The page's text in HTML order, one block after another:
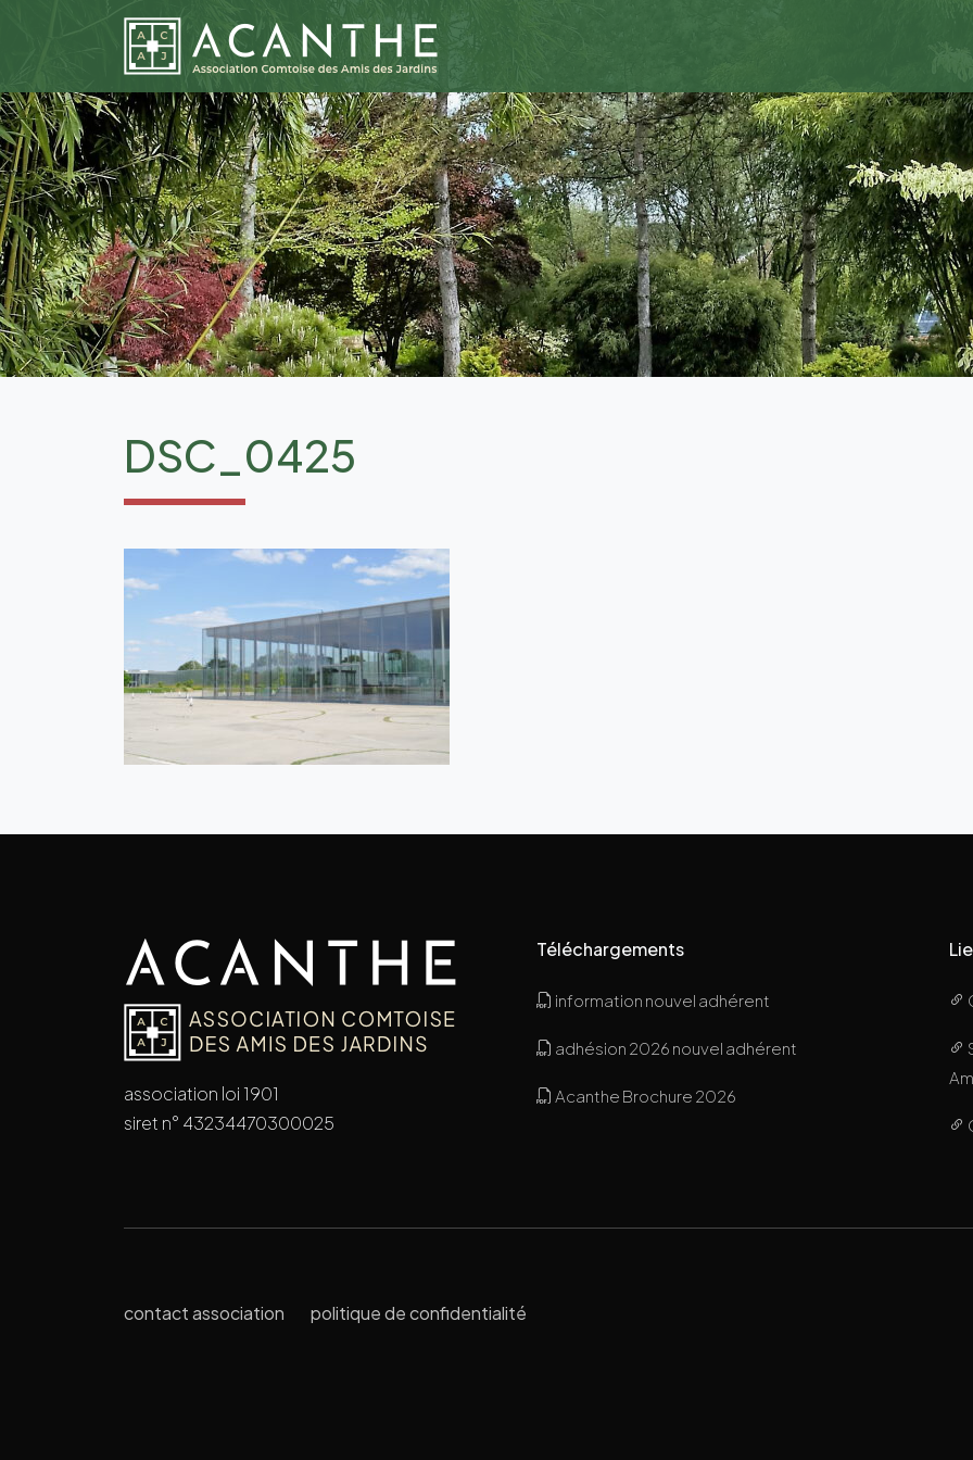
DSC_0425
association loi 1901
siret n° 43234470300025
Téléchargements
information nouvel adhérent
adhésion 2026 nouvel adhérent
Acanthe Brochure 2026
contact association politique de confidentialité